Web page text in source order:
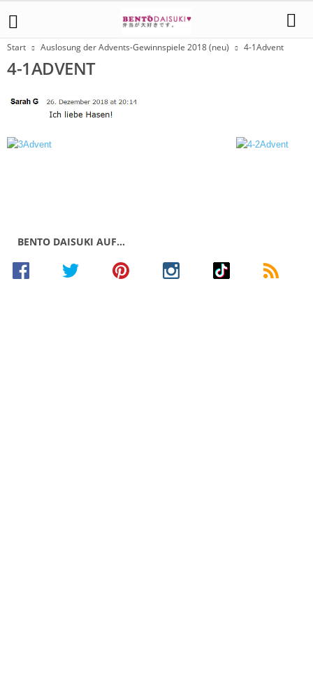
Start Auslosung der Advents-Gewinnspiele 2018 (neu) 4-1Advent
4-1ADVENT
BENTO DAISUKI AUF…